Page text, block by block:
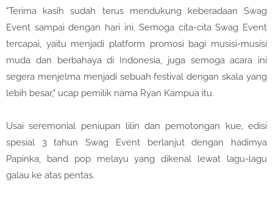
"Terima kasih sudah terus mendukung keberadaan Swag
Event sampai dengan hari ini. Semoga cita-cita Swag Event
tercapai, yaitu menjadi platform promosi bagi musisi-musisi
muda dan berbahaya di Indonesia, juga semoga acara ini
segera menjelma menjadi sebuah festival dengan skala yang
lebih besar," ucap pemilik nama Ryan Kampua itu.
Usai seremonial peniupan lilin dan pemotongan kue, edisi
spesial 3 tahun Swag Event berlanjut dengan hadirnya
Papinka, band pop melayu yang dikenal lewat lagu-lagu
galau ke atas pentas.